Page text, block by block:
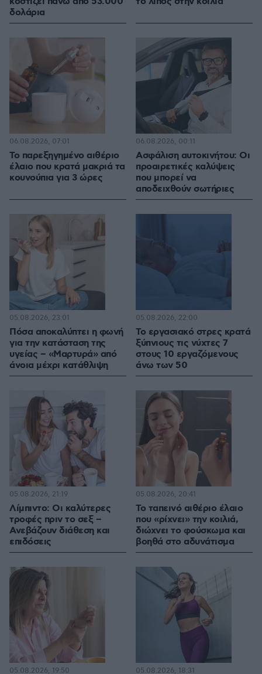
δολάρια
Το παρεξηγημένο αιθέριο
έλαιο που κρατά μακριά τα
κουνούπια για 3 ώρες
06.08.2026, 07:01
Ασφάλιση αυτοκινήτου: Οι
προαιρετικές καλύψεις
που μπορεί να
αποδειχθούν σωτήριες
06.08.2026, 00:11
Πόσα αποκαλύπτει η φωνή
για την κατάσταση της
υγείας – «Μαρτυρά» από
άνοια μέχρι κατάθλιψη
05.08.2026, 23:01
Το εργασιακό στρες κρατά
ξύπνιους τις νύχτες 7
στους 10 εργαζόμενους
άνω των 50
05.08.2026, 22:00
Λίμπιντο: Οι καλύτερες
τροφές πριν το σεξ –
Ανεβάζουν διάθεση και
επιδόσεις
05.08.2026, 21:19
Το ταπεινό αιθέριο έλαιο
που «ρίχνει» την κοιλιά,
διώχνει το φούσκωμα και
βοηθά στο αδυνάτισμα
05.08.2026, 20:41
05.08.2026, 19:50 05.08.2026, 18:31